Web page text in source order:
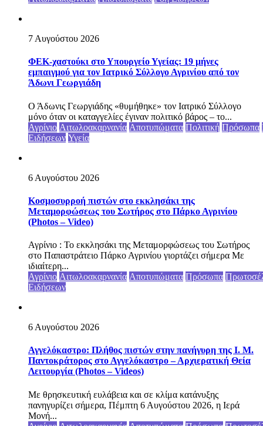
7 Αυγούστου 2026
ΦΕΚ-χαστούκι στο Υπουργείο Υγείας: 19 μήνες
εμπαιγμού για τον Ιατρικό Σύλλογο Αγρινίου από τον
Άδωνι Γεωργιάδη
Ο Άδωνις Γεωργιάδης «θυμήθηκε» τον Ιατρικό Σύλλογο
μόνο όταν οι καταγγελίες έγιναν πολιτικό βάρος – το...
Αγρίνιο Αιτωλοακαρνανία Αποτυπώματα Πολιτική Πρόσωπα
Ειδήσεων Υγεία
6 Αυγούστου 2026
Κοσμοσυρροή πιστών στο εκκλησάκι της
Μεταμορφώσεως του Σωτήρος στο Πάρκο Αγρινίου
(Photos – Video)
Αγρίνιο : Το εκκλησάκι της Μεταμορφώσεως του Σωτήρος
στο Παπαστράτειο Πάρκο Αγρινίου γιορτάζει σήμερα Με
ιδιαίτερη...
Αγρίνιο Αιτωλοακαρνανία Αποτυπώματα Πρόσωπα
Ειδήσεων
6 Αυγούστου 2026
Αγγελόκαστρο: Πλήθος πιστών στην πανήγυρη της Ι. Μ.
Παντοκράτορος στο Αγγελόκαστρο – Αρχιερατική Θεία
Λειτουργία (Photos – Videos)
Με θρησκευτική ευλάβεια και σε κλίμα κατάνυξης
πανηγυρίζει σήμερα, Πέμπτη 6 Αυγούστου 2026, η Ιερά
Μονή...